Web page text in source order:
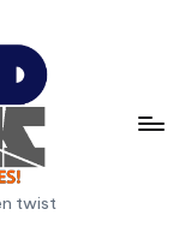
twist